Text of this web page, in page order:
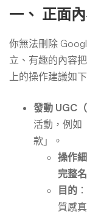
一、 正面
你無法刪除
立、有趣的內容
上的操作建議如下
發動 UGC
活動，例如
款」。
操作
完整
目的
質感